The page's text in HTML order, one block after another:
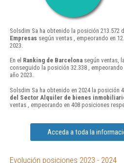
Solsdim Sa ha obtenido la posición 213.572
Empresas según ventas , empeorando en
2023.
En el Ranking de Barcelona según ventas,
conseguido la posición 32.338 ,
año 2023.
Solsdim Sa ha obtenido en 2024 la posición
del Sector Alquiler de bienes
ventas , empeorando en 408 posiciones
Acceda a toda la
Evolución posiciones 2023 - 2024